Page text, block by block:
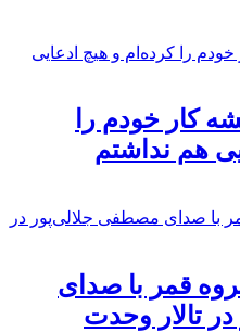
کار خودم را
هم نداشتم
قمر با صدای
تالار وحدت